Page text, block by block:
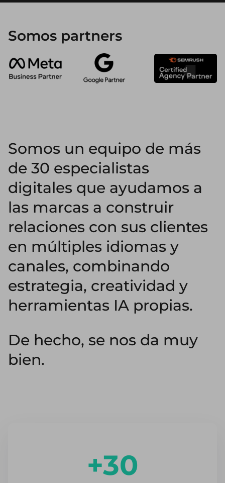
Somos partners
Somos un equipo de más
de 30 especialistas
digitales que ayudamos a
las marcas a construir
relaciones con sus clientes
en múltiples idiomas y
canales, combinando
estrategia, creatividad y
herramientas IA propias.
De hecho, se nos da muy
bien.
+30